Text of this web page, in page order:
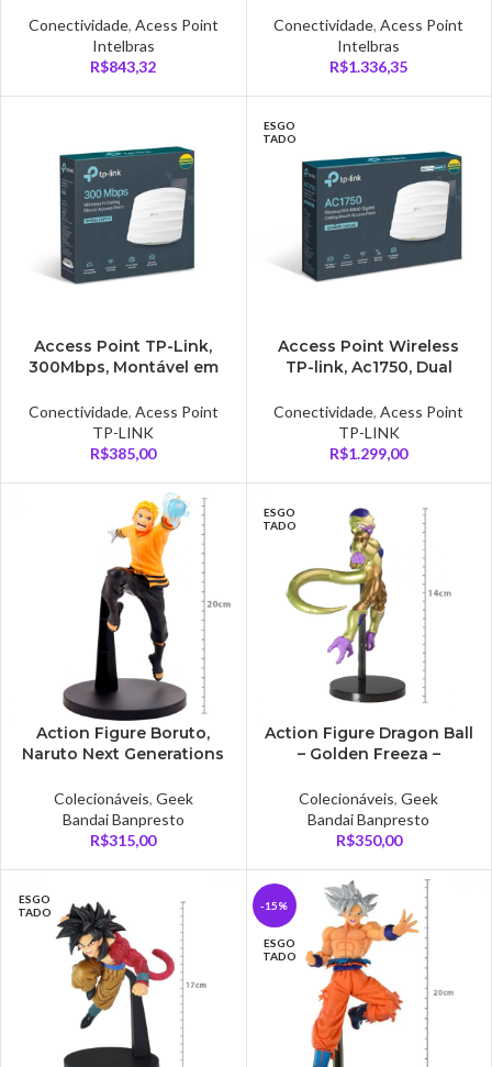
BSPRO360
Conectividade, Acess Point
Intelbras
R$843,32
MAX
Conectividade,Acess Point
Intelbras
R$1.336,35
Access Point TP-Link,
300Mbps, Montável em
Conectividade, Acess Point
TP-LINK
R$385,00
ESGO
TADO
Access Point Wireless
TP-link, Ac1750, Dual
Teto, Branco – EAP245
Conectividade,Acess Point
TP-LINK
R$1.299,00
Action Figure Boruto,
Naruto Next Generations
Vibration Stars
Colecionáveis, Geek
Bandai Banpresto
R$315,00
ESGO
TADO
Action Figure Dragon Ball
– Golden Freeza –
Colecionáveis,Geek
Bandai Banpresto
R$350,00
ESGO
TADO
-15%
ESGO
TADO